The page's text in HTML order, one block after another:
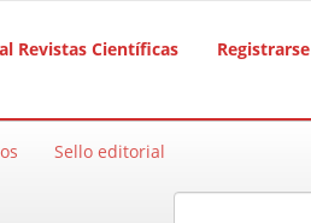
Revistas Científicas Registrarse
Sello editorial